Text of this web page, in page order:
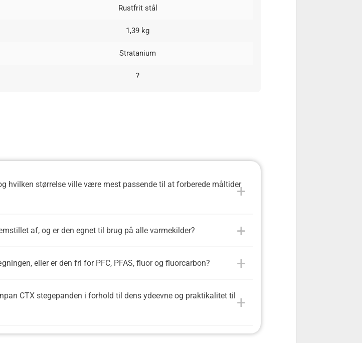
Rustfrit stål
1,39 kg
Stratanium
?
hvilken størrelse ville være mest passende til at forberede måltider
af, og er den egnet til brug på alle varmekilder?
eller er den fri for PFC, PFAS, fluor og fluorcarbon?
CTX stegepanden i forhold til dens ydeevne og praktikalitet til